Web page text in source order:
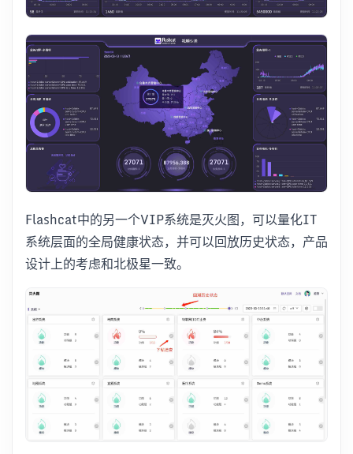
Flashcat中的另一个VIP系统是灭火图，可以量化IT
系统层面的全局健康状态，并可以回放历史状态，产品
设计上的考虑和北极星一致。